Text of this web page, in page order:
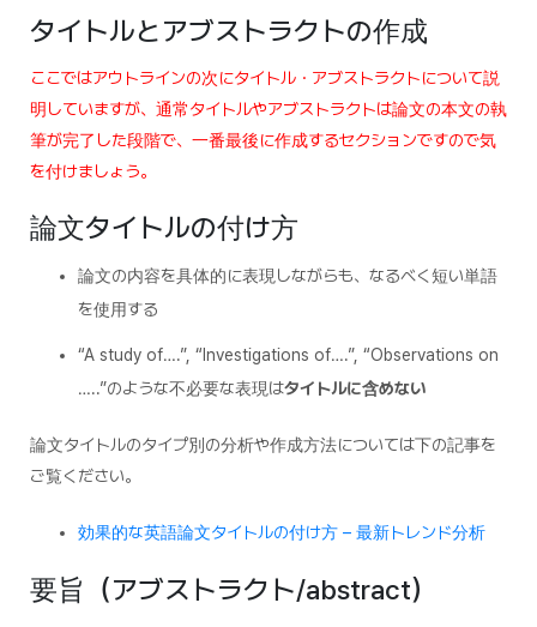
タイトルとアブストラクトの作成
ここではアウトラインの次にタイトル・アブストラクトについて説
明していますが、通常タイトルやアブストラクトは論文の本文の執
筆が完了した段階で、一番最後に作成するセクションですので気
を付けましょう。
論文タイトルの付け方
論文の内容を具体的に表現しながらも、なるべく短い単語
を使用する
“A study of….”, “Investigations of….”, “Observations on
…..”のような不必要な表現はタイトルに含めない
論文タイトルのタイプ別の分析や作成方法については下の記事を
ご覧ください。
効果的な英語論文タイトルの付け方 – 最新トレンド分析
要旨（アブストラクト/abstract）